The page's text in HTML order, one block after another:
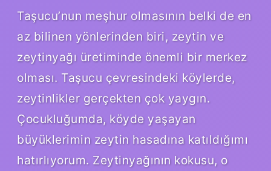
Taşucu’nun meşhur olmasının belki de en
az bilinen yönlerinden biri, zeytin ve
zeytinyağı üretiminde önemli bir merkez
olması. Taşucu çevresindeki köylerde,
zeytinlikler gerçekten çok yaygın.
Çocukluğumda, köyde yaşayan
büyüklerimin zeytin hasadına katıldığımı
hatırlıyorum. Zeytinyağının kokusu, o